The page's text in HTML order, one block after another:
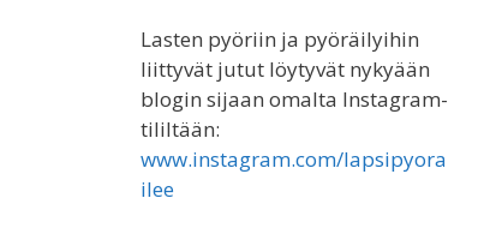
Lasten pyöriin ja pyöräilyihin
liittyvät jutut löytyvät nykyään
blogin sijaan omalta Instagram-
tililtään:
www.instagram.com/lapsipyora
ilee